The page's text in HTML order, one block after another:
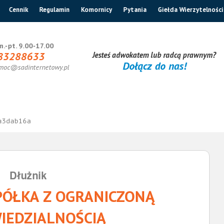
Cennik Regulamin Komornicy Pytania Giełda Wierzytelności
pt. 9.00-17.00
Jesteś adwokatem lub radcą prawnym?
Dołącz do nas!
Dłużnik
Z OGRANICZONĄ